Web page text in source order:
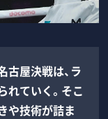
古屋決戦は、ラ
れていく。そこ
や技術が詰ま